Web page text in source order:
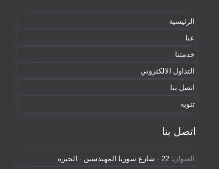
الرئيسية
عنا
خدمتنا
التداول الالكتروني
اتصل بنا
تنويه
اتصل بنا
العنوان: